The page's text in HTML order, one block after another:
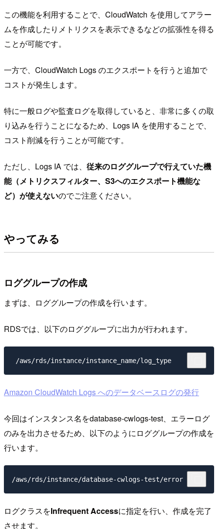
この機能を利用することで、CloudWatch を使用してアラー
ムを作成したりメトリクスを表示できるなどの拡張性を得る
ことが可能です。
一方で、CloudWatch Logs のエクスポートを行うと追加で
コストが発生します。
特に一般ログや監査ログを取得していると、非常に多くの取
り込みを行うことになるため、Logs IA を使用することで、
コスト削減を行うことが可能です。
ただし、Logs IA では、 従来のロググループで行えていた機
能（メトリクスフィルター、S3へのエクスポート機能な
ど）が使えないのでご注意ください。
やってみる
ロググループの作成
まずは、ロググループの作成を行います。
RDSでは、以下のロググループに出力が行われます。
Amazon CloudWatch Logs へのデータベースログの発行
今回はインスタンス名をdatabase-cwlogs-test、エラーログ
のみを出力させるため、以下のようにロググループの作成を
行います。
ログクラスをInfrequent Accessに指定を行い、作成を完了
させます。